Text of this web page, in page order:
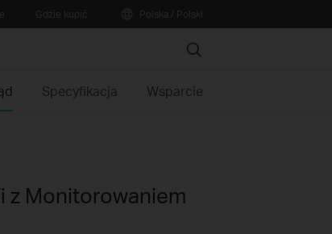
Search
Specyfikacja Wsparcie
z Monitorowaniem